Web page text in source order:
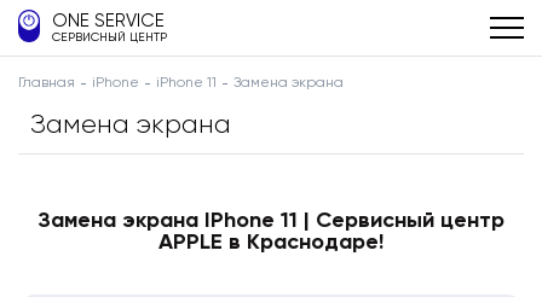
ONE SERVICE
СЕРВИСНЫЙ ЦЕНТР
Главная iPhone iPhone 11 Замена экрана
Замена экрана
Замена экрана IPhone 11 | Сервисный центр
APPLE в Краснодаре!